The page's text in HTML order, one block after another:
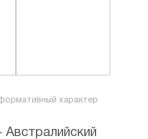
характер